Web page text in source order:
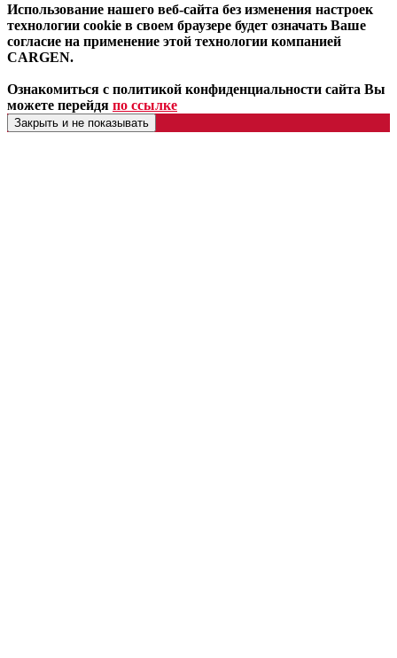
Использование нашего веб-сайта без изменения настроек
технологии cookie в своем браузере будет означать Ваше
согласие на применение этой технологии компанией
CARGEN.
Ознакомиться с политикой конфиденциальности сайта Вы
можете перейдя по ссылке
Закрыть и не показывать